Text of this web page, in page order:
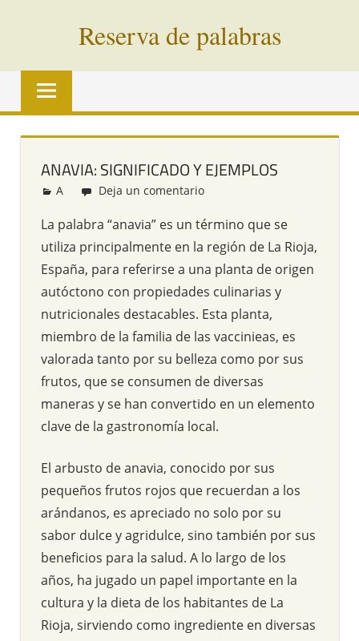
Reserva de palabras
Palabras
vías
todo
mundo
ANAVIA: SIGNIFICADO Y EJEMPLOS
Redacción
A Deja un comentario
La palabra “anavia” es un término que se
utiliza principalmente en la región de La Rioja,
España, para referirse a una planta de origen
autóctono con propiedades culinarias y
nutricionales destacables. Esta planta,
miembro de la familia de las vaccinieas, es
valorada tanto por su belleza como por sus
frutos, que se consumen de diversas
maneras y se han convertido en un elemento
clave de la gastronomía local.
El arbusto de anavia, conocido por sus
pequeños frutos rojos que recuerdan a los
arándanos, es apreciado no solo por su
sabor dulce y agridulce, sino también por sus
beneficios para la salud. A lo largo de los
años, ha jugado un papel importante en la
cultura y la dieta de los habitantes de La
Rioja, sirviendo como ingrediente en diversas